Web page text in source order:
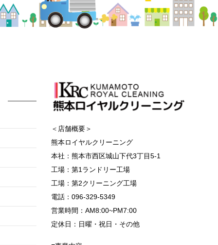
＜店舗概要＞
熊本ロイヤルクリーニング
本社：熊本市西区城山下代3丁目5-1
工場：第1ランドリー工場
工場：第2クリーニング工場
電話：096-329-5349
営業時間：AM8:00~PM7:00
定休日：日曜・祝日・その他